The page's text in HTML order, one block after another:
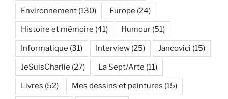
Environnement (130) Europe (24)
Histoire et mémoire (41) Humour (51)
Informatique (31) Interview (25) Jancovici (15)
JeSuisCharlie (27) La Sept/Arte (11)
Livres (52) Mes dessins et peintures (15)